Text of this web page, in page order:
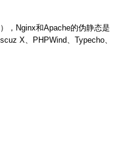
，Nginx和Apache的伪静态是
X、PHPWind、Typecho、